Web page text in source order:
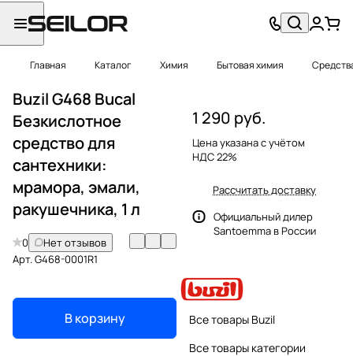
Главная Каталог Химия Бытовая химия
Buzil G468 Bucal
Безкислотное
средство для
сантехники:
мрамора, эмали,
ракушечника, 1 л
0
Нет отзывов
Арт.G468-0001R1
В корзину
1 290 руб.
Цена указана с учётом
НДС 22%
Рассчитать доставку
Официальный дилер
Santoemma в России
Все товары Buzil
Все товары категории